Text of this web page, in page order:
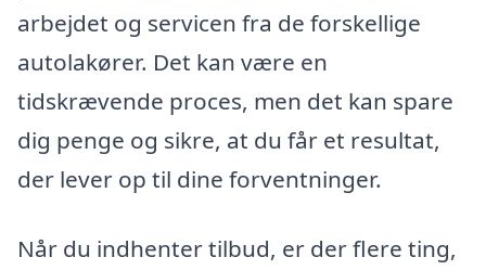
arbejdet og servicen fra de forskellige
autolakører. Det kan være en
tidskrævende proces, men det kan spare
dig penge og sikre, at du får et resultat,
der lever op til dine forventninger.
Når du indhenter tilbud, er der flere ting,